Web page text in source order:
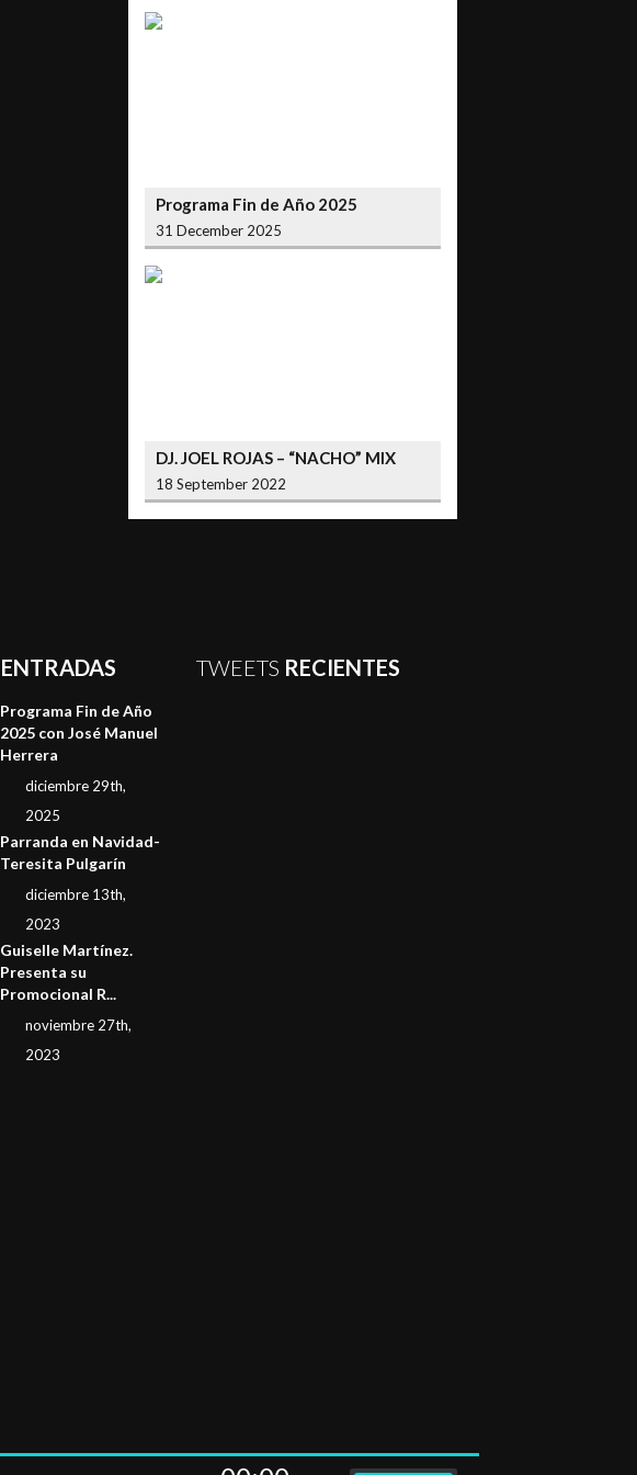
Programa Fin de Año 2025
31 December 2025
DJ. JOEL ROJAS – “NACHO” MIX
18 September 2022
ENTRADAS
Programa Fin de Año
2025 con José Manuel
Herrera
diciembre 29th,
2025
Parranda en Navidad-
Teresita Pulgarín
diciembre 13th,
2023
Guiselle Martínez.
Presenta su
Promocional R...
noviembre 27th,
2023
TWEETS RECIENTES